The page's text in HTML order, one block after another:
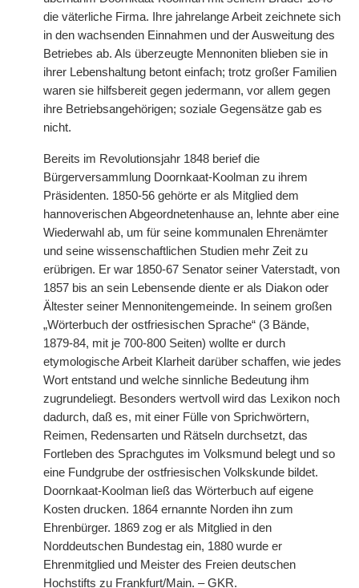
die väterliche Firma. Ihre jahrelange Arbeit zeichnete sich
in den wachsenden Einnahmen und der Ausweitung des
Betriebes ab. Als überzeugte Mennoniten blieben sie in
ihrer Lebenshaltung betont einfach; trotz großer Familien
waren sie hilfsbereit gegen jedermann, vor allem gegen
ihre Betriebsangehörigen; soziale Gegensätze gab es
nicht.
Bereits im Revolutionsjahr 1848 berief die
Bürgerversammlung Doornkaat-Koolman zu ihrem
Präsidenten. 1850-56 gehörte er als Mitglied dem
hannoverischen Abgeordnetenhause an, lehnte aber eine
Wiederwahl ab, um für seine kommunalen Ehrenämter
und seine wissenschaftlichen Studien mehr Zeit zu
erübrigen. Er war 1850-67 Senator seiner Vaterstadt, von
1857 bis an sein Lebensende diente er als Diakon oder
Ältester seiner Mennonitengemeinde. In seinem großen
„Wörterbuch der ostfriesischen Sprache“ (3 Bände,
1879-84, mit je 700-800 Seiten) wollte er durch
etymologische Arbeit Klarheit darüber schaffen, wie jedes
Wort entstand und welche sinnliche Bedeutung ihm
zugrundeliegt. Besonders wertvoll wird das Lexikon noch
dadurch, daß es, mit einer Fülle von Sprichwörtern,
Reimen, Redensarten und Rätseln durchsetzt, das
Fortleben des Sprachgutes im Volksmund belegt und so
eine Fundgrube der ostfriesischen Volkskunde bildet.
Doornkaat-Koolman ließ das Wörterbuch auf eigene
Kosten drucken. 1864 ernannte Norden ihn zum
Ehrenbürger. 1869 zog er als Mitglied in den
Norddeutschen Bundestag ein, 1880 wurde er
Ehrenmitglied und Meister des Freien deutschen
Hochstifts zu Frankfurt/Main. –GKR.